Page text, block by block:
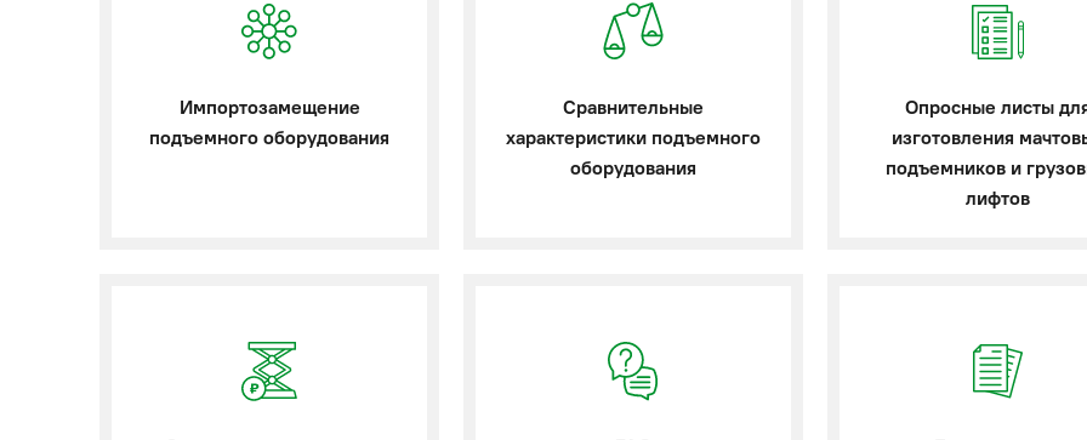
Импортозамещение
подъемного оборудования
Сравнительные
характеристики подъемного
оборудования
Опросные листы
изготовления
подъемников и
лифтов